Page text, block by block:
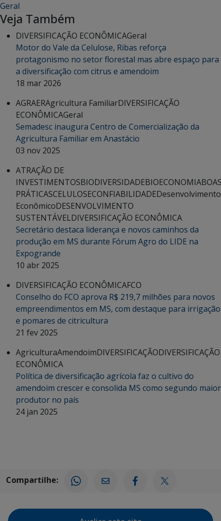
Geral
Veja Também
DIVERSIFICAÇÃO ECONÔMICAGeral
Motor do Vale da Celulose, Ribas reforça
protagonismo no setor florestal mas abre espaço para
a diversificação com citrus e amendoim
18 mar 2026
AGRAERAgricultura FamiliarDIVERSIFICAÇÃO
ECONÔMICAGeral
Semadesc inaugura Centro de Comercialização da
Agricultura Familiar em Anastácio
03 nov 2025
ATRAÇÃO DE
INVESTIMENTOSBIODIVERSIDADEBIOECONOMIA
PRÁTICASCELULOSECONFIABILIDADEDesenvolvimento
EconômicoDESENVOLVIMENTO
SUSTENTÁVELDIVERSIFICAÇÃO ECONÔMICA
Secretário destaca liderança e novos caminhos da
produção em MS durante Fórum Agro do LIDE na
Expogrande
10 abr 2025
DIVERSIFICAÇÃO ECONÔMICAFCO
Conselho do FCO aprova R$ 219,7 milhões para novos
empreendimentos em MS, com destaque para irrigação
e pomares de citricultura
21 fev 2025
AgriculturaAmendoimDIVERSIFICAÇÃODIVERSIFICAÇÃO
ECONÔMICA
Política de diversificação agrícola faz o cultivo do
amendoim crescer e consolida MS como segundo maior
produtor no país
24 jan 2025
Compartilhe: